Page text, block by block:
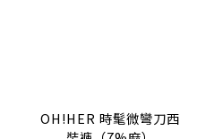
OH!HER 時髦微彎刀西